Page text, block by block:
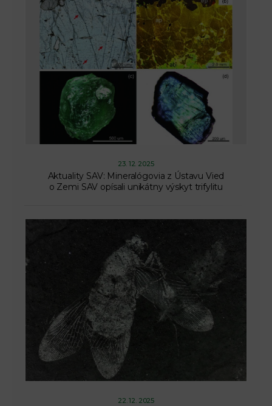
23. 12. 2025
Aktuality SAV: Mineralógovia z Ústavu Vied
o Zemi SAV opísali unikátny výskyt trifylitu
22. 12. 2025